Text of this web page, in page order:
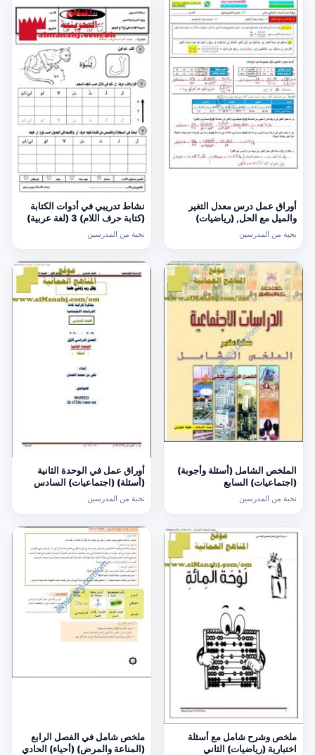
أوراق عمل درس معدل التغير
والميل مع الحل, (رياضيات)
الحادي عشر العام
نخبة من المدرسين
نشاط تدريبي في أدوات الكتابة
(كتابة حرف اللام) 3 (لغة عربية)
نخبة من المدرسين
الملخص الشامل (أسئلة وأجوبة)
(اجتماعيات) السابع
نخبة من المدرسين
أوراق عمل في الوحدة الثانية
(أسئلة) (اجتماعيات) السادس
نخبة من المدرسين
ملخص وشرح شامل مع أسئلة
اختبارية (رياضيات) الثاني
ملخص شامل في الفصل الرابع
(المناعة والمرض) (أحياء) الحادي